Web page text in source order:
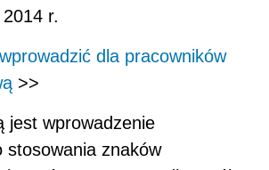
r.
dla pracowników
>>
jest wprowadzenie
stosowania znaków